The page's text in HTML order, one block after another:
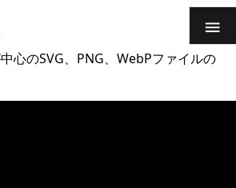
心のSVG、PNG、WebPファイルの
